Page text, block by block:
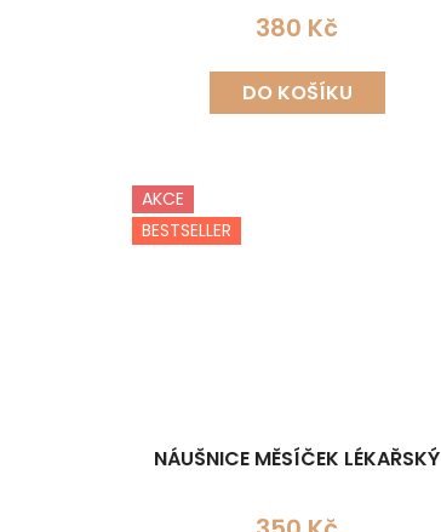
380 Kč
DO KOŠÍKU
AKCE
BESTSELLER
NÁUŠNICE MĚSÍČEK LÉKAŘSKÝ